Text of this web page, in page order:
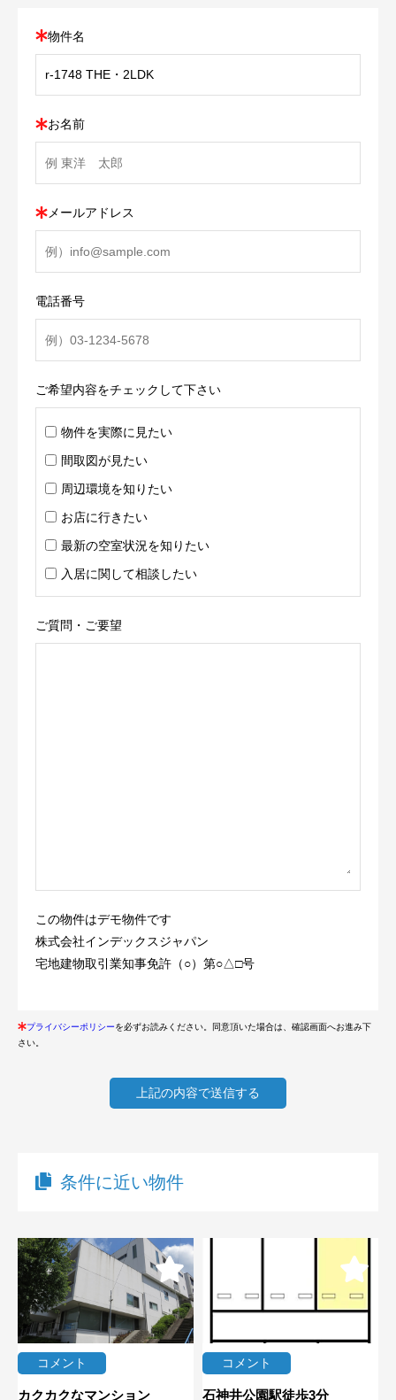
物件名
お名前
メールアドレス
電話番号
ご希望内容をチェックして下さい
物件を実際に見たい
間取図が見たい
周辺環境を知りたい
お店に行きたい
最新の空室状況を知りたい
入居に関して相談したい
ご質問・ご要望
この物件はデモ物件です
株式会社インデックスジャパン
宅地建物取引業知事免許（○）第○△□号
プライバシーポリシーを必ずお読みください。同意頂いた場合は、確認画面へお進み下
さい。
条件に近い物件
コメント
カクカクなマンション
コメント
石神井公園駅徒歩3分